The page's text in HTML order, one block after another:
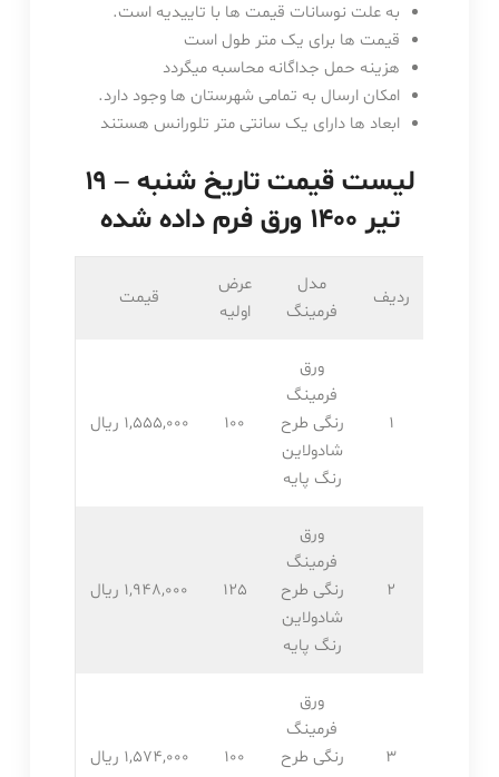
به علت نوسانات قیمت ها با تاییدیه است.
قیمت ها برای یک متر طول است
هزینه حمل جداگانه محاسبه میگردد
امکان ارسال به تمامی شهرستان ها وجود دارد.
ابعاد ها دارای یک سانتی متر تلورانس هستند
لیست قیمت تاریخ شنبه – ۱۹
تیر ۱۴۰۰ ورق فرم داده شده
ردیف
مدل
فرمینگ
عرض
اولیه
قیمت
1
ورق
فرمینگ
رنگی طرح
شادولاین
رنگ پایه
100 1,555,۰۰۰ ریال
2
ورق
فرمینگ
رنگی طرح
شادولاین
رنگ پایه
125 1,948,۰۰۰ ریال
3
ورق
فرمینگ
رنگی طرح
100 1,574,۰۰۰ ریال